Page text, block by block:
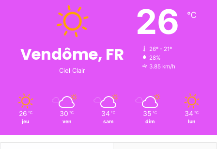
Vendôme, FR
Ciel Clair
26 ℃
26º - 21º
28%
3.85 km/h
26 ℃
jeu
30 ℃
ven
34 ℃
sam
35 ℃
dim
34 ℃
lun